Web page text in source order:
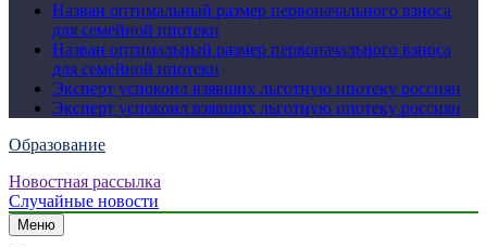
Назван оптимальный размер первоначального взноса
для семейной ипотеки
Назван оптимальный размер первоначального взноса
для семейной ипотеки
Эксперт успокоил взявших льготную ипотеку россиян
Эксперт успокоил взявших льготную ипотеку россиян
Образование
Новостная рассылка
Случайные новости
Меню